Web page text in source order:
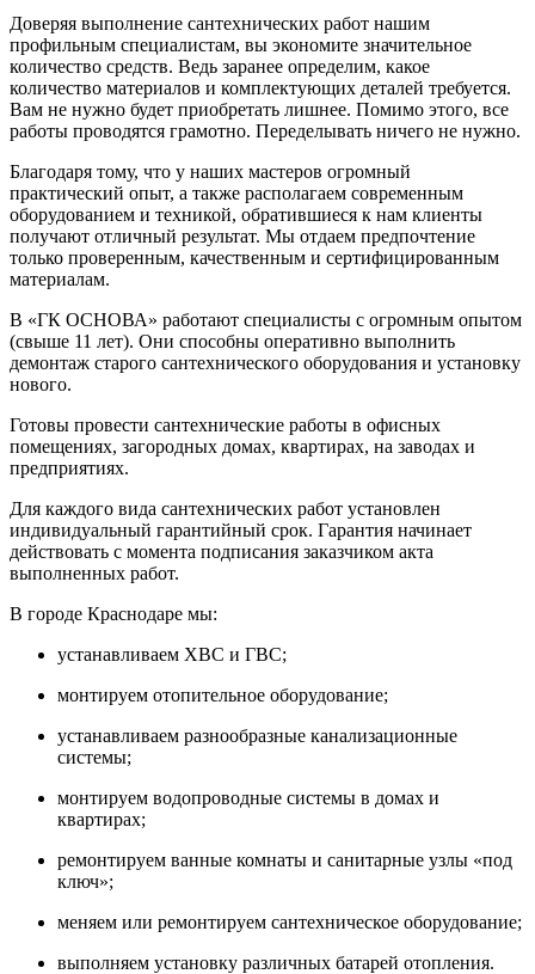
Доверяя выполнение сантехнических работ нашим
профильным специалистам, вы экономите значительное
количество средств. Ведь заранее определим, какое
количество материалов и комплектующих деталей требуется.
Вам не нужно будет приобретать лишнее. Помимо этого, все
работы проводятся грамотно. Переделывать ничего не нужно.
Благодаря тому, что у наших мастеров огромный
практический опыт, а также располагаем современным
оборудованием и техникой, обратившиеся к нам клиенты
получают отличный результат. Мы отдаем предпочтение
только проверенным, качественным и сертифицированным
материалам.
В «ГК ОСНОВА» работают специалисты с огромным опытом
(свыше 11 лет). Они способны оперативно выполнить
демонтаж старого сантехнического оборудования и установку
нового.
Готовы провести сантехнические работы в офисных
помещениях, загородных домах, квартирах, на заводах и
предприятиях.
Для каждого вида сантехнических работ установлен
индивидуальный гарантийный срок. Гарантия начинает
действовать с момента подписания заказчиком акта
выполненных работ.
В городе Краснодаре мы:
устанавливаем ХВС и ГВС;
монтируем отопительное оборудование;
устанавливаем разнообразные канализационные
системы;
монтируем водопроводные системы в домах и
квартирах;
ремонтируем ванные комнаты и санитарные узлы «под
ключ»;
меняем или ремонтируем сантехническое оборудование;
выполняем установку различных батарей отопления.